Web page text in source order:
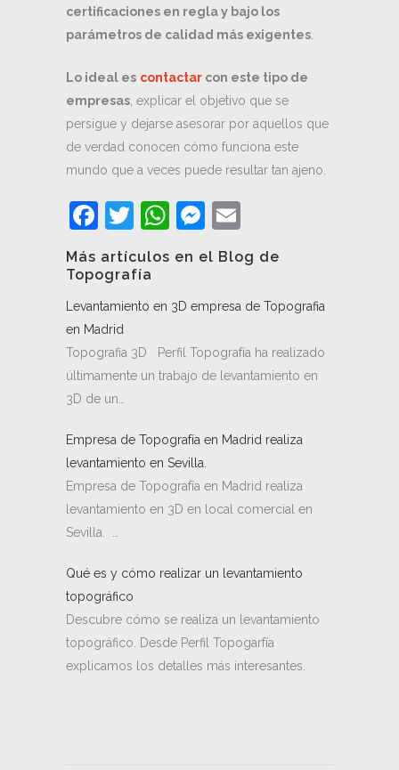
certificaciones en regla y bajo los
parámetros de calidad más exigentes
Lo ideal es contactar con este tipo de
empresas , explicar el objetivo que se
persigue y dejarse asesorar por aquellos que
de verdad conocen cómo funciona este
mundo que a veces puede resultar tan ajeno.
Facebook
Twitter
WhatsApp
Messenger
Más artículos en el Blog de
Topografía
Levantamiento en 3D empresa de Topografia
en Madrid
Topografia 3D Perfil Topografía ha realizado
últimamente un trabajo de levantamiento en
3D de un…
Empresa de Topografía en Madrid realiza
levantamiento en Sevilla.
Empresa de Topografía en Madrid realiza
levantamiento en 3D en local comercial en
Sevilla. …
Qué es y cómo realizar un levantamiento
topográfico
Descubre cómo se realiza un levantamiento
topográfico. Desde Perfil Topogarfía
explicamos los detalles más interesantes.